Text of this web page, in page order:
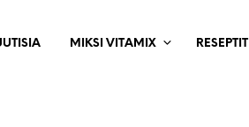
MIKSI VITAMIX RESEPTIT